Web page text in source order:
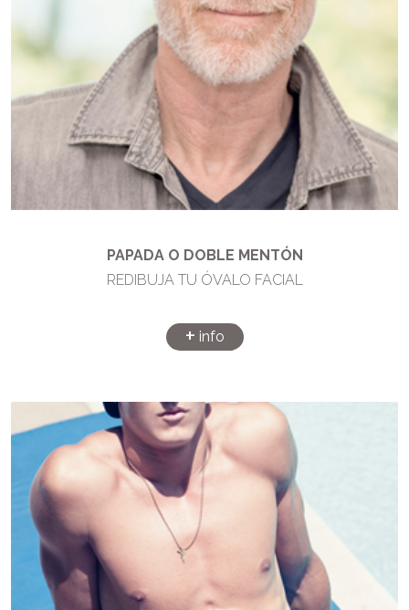
PAPADA O DOBLE MENTÓN
REDIBUJA TU ÓVALO FACIAL
+ info